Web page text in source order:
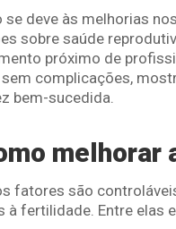
se deve às melhorias
sobre saúde
próximo de
complicações,
bem-sucedida.
fatores são
à fertilidade. Entre elas